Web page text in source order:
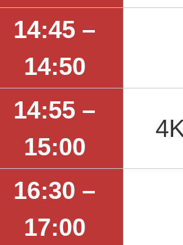
14:45 –
14:50
14:55 –
15:00
16:30 –
17:00